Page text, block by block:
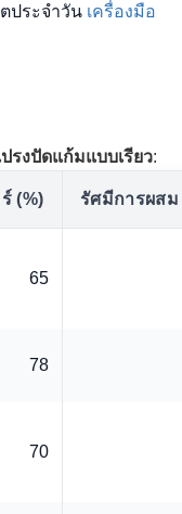
ประจำวัน เครื่องมือ
รงปัดแก้มแบบเรียว:
(%) รัศมีการผส
65
78
70